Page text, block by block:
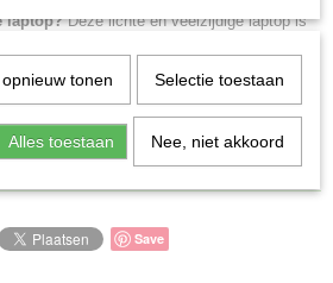
laptop?Deze lichte en veelzijdige laptop is
snelle, veilige en intuïtieve
touchscreen biedt verbeterde interactie,
zorgen voor soepele prestaties.
met een lange batterijduur en een
Save
tonen Selectie toestaan
Alles toestaan Nee, niet akkoord